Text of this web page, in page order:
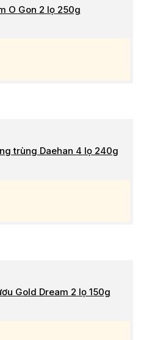
O Gon 2 lọ 250g
trùng Daehan 4 lọ 240g
Gold Dream 2 lọ 150g